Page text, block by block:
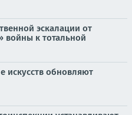
эскалации от
войны к тотальной
искусств обновляют